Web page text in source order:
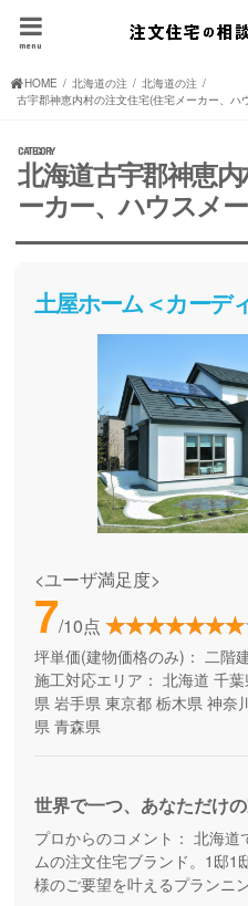
menu
HOME 北海道の注文住宅(住宅メーカー、
北海道の注文住宅(住
古宇郡神恵内村の注文住宅(住宅メーカー、ハ
北海道古宇郡神恵
ーカー、ハウスメ
土屋ホーム＜カーデ
<ユーザ満足度>
7/10点
坪単価(建物価格のみ)： 二階
施工対応エリア： 北海道 千葉
県 岩手県 東京都 栃木県 神奈
県 青森県
世界で一つ、あなただけ
プロからのコメント： 北海道
ムの注文住宅ブランド。1邸1
様のご要望を叶えるプランニ